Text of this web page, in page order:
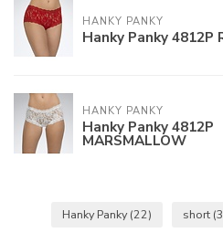
HANKY PANKY
Hanky Panky 4812P
HANKY PANKY
Hanky Panky 4812P
MARSMALLOW
Hanky Panky(22) short